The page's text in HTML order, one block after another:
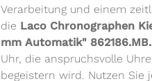
Verarbeitung und einem
die Laco Chronographen
mm Automatik"
Uhr, die anspruchsvolle
begeistern wird. Nutzen Sie